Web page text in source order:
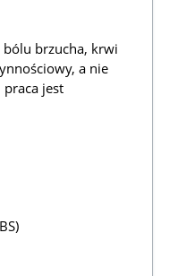
bólu brzucha, krwi
a nie
jest